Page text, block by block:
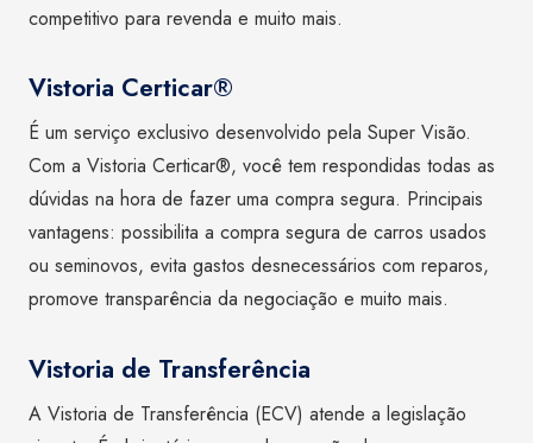
competitivo para revenda e muito mais.
Vistoria Certicar®
É um serviço exclusivo desenvolvido pela Super Visão.
Com a Vistoria Certicar®, você tem respondidas todas as
dúvidas na hora de fazer uma compra segura. Principais
vantagens: possibilita a compra segura de carros usados
ou seminovos, evita gastos desnecessários com reparos,
promove transparência da negociação e muito mais.
Vistoria de Transferência
A Vistoria de Transferência (ECV) atende a legislação